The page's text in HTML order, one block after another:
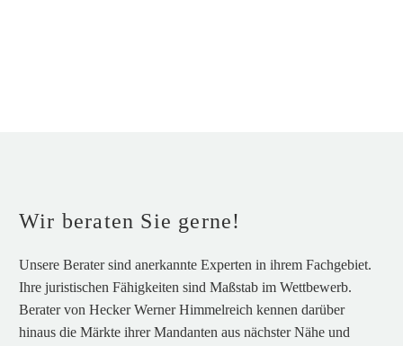
Wir beraten Sie gerne!
Unsere Berater sind anerkannte Experten in ihrem Fachgebiet.
Ihre juristischen Fähigkeiten sind Maßstab im Wettbewerb.
Berater von Hecker Werner Himmelreich kennen darüber
hinaus die Märkte ihrer Mandanten aus nächster Nähe und